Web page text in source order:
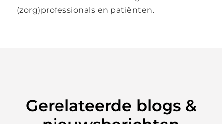
(zorg)professionals en patiënten.
Gerelateerde blogs &